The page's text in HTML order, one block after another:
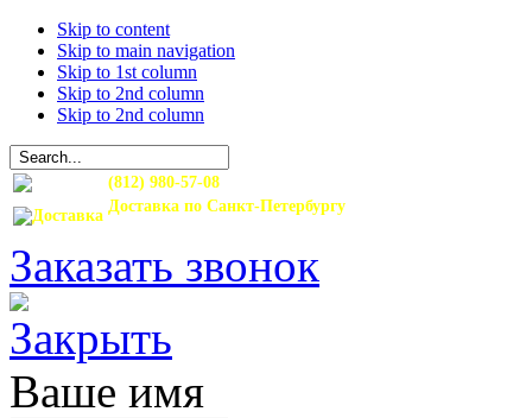
Skip to content
Skip to main navigation
Skip to 1st column
Skip to 2nd column
Skip to 2nd column
(812) 980-57-08
Доставка по Санкт-Петербургу
Заказать звонок
Ваше имя